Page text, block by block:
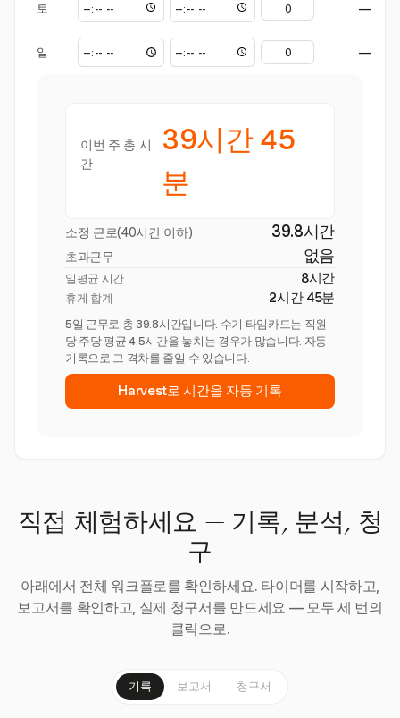
토 —
일 —
이번 주 총 시
간
39시간 45
분
소정 근로(40시간 이하) 39.8시간
초과근무 없음
일평균 시간 8시간
휴게 합계 2시간 45분
5일 근무로 총 39.8시간입니다. 수기 타임카드는 직원
당 주당 평균 4.5시간을 놓치는 경우가 많습니다. 자동
기록으로 그 격차를 줄일 수 있습니다.
Harvest로 시간을 자동 기록
직접 체험하세요 — 기록, 분석, 청
구
아래에서 전체 워크플로를 확인하세요. 타이머를 시작하고,
보고서를 확인하고, 실제 청구서를 만드세요 — 모두 세 번의
클릭으로.
기록 보고서 청구서